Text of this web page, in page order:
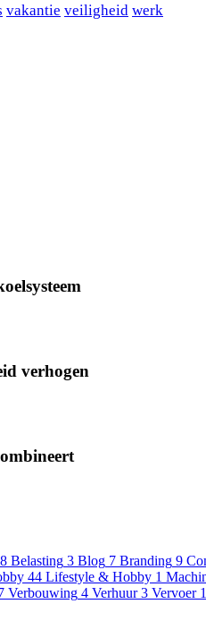
vakantie veiligheid werk
verhogen
8 Belasting 3 Blog 7 Branding 9
44 Lifestyle & Hobby 1
Verbouwing 4 Verhuur 3 Vervoer